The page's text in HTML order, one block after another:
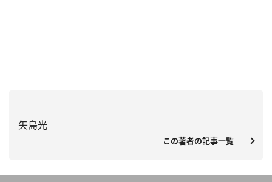
矢島光
この著者の記事一覧